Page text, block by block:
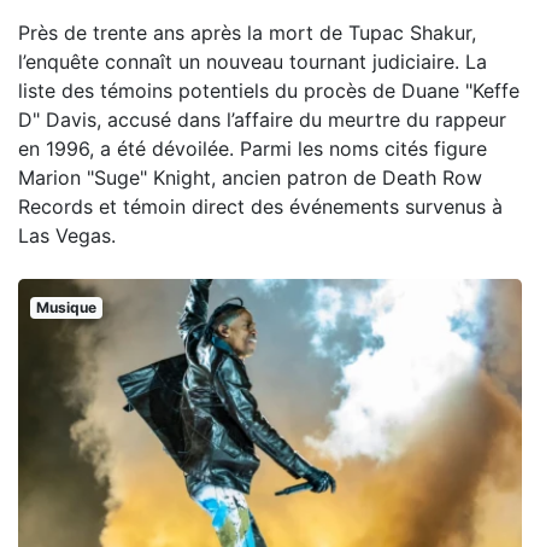
Près de trente ans après la mort de Tupac Shakur,
l’enquête connaît un nouveau tournant judiciaire. La
liste des témoins potentiels du procès de Duane "Keffe
D" Davis, accusé dans l’affaire du meurtre du rappeur
en 1996, a été dévoilée. Parmi les noms cités figure
Marion "Suge" Knight, ancien patron de Death Row
Records et témoin direct des événements survenus à
Las Vegas.
Musique